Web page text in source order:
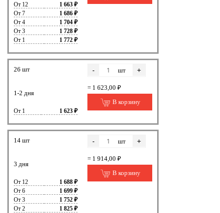
От 12
1 663 ₽
От 7
1 686 ₽
От 4
1 704 ₽
От 3
1 728 ₽
От 1
1 772 ₽
26 шт
1-2 дня
От 1 1 623 ₽
- шт +
= 1 623,00 ₽
В корзину
14 шт
3 дня
От 12
1 688 ₽
От 6
1 699 ₽
От 3
1 752 ₽
От 2
1 825 ₽
- шт +
= 1 914,00 ₽
В корзину